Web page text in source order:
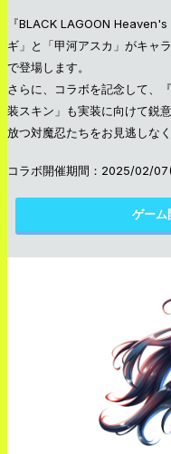
『BLACK LAGOON
ギ」と「甲河アスカ」がキャ
で登場します。
さらに、コラボを記念して、
装スキン」も実装に向けて鋭
放つ対魔忍たちをお見逃しなく
コラボ開催期間：2025/02/
ゲーム